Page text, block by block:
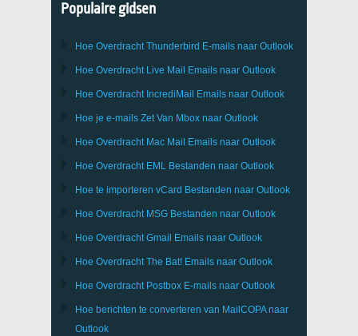
Populaire gidsen
Hoe OverdrachtThunderbird E-mails naar Outlook
Hoe Overdracht Live Mail Emails naar Outlook
Hoe Overdracht IncrediMail Emails naar Outlook
Hoe je e-mails Zet Van Mbox naar Outlook
Hoe Overdracht Mac Mail Emails naar Outlook
Hoe Overdracht EML Bestanden naar Outlook
Hoe te importeren vCard Bestanden naar Outlook
Hoe Overdracht MSG Bestanden naar Outlook
Hoe OverdrachtGmail Emails naar Outlook
Hoe OverdrachtThe Bat! Emails naar Outlook
Hoe Overdracht Postbox E-mails naar Outlook
Hoe berichten te converteren van MailCOPAnaar
Outlook